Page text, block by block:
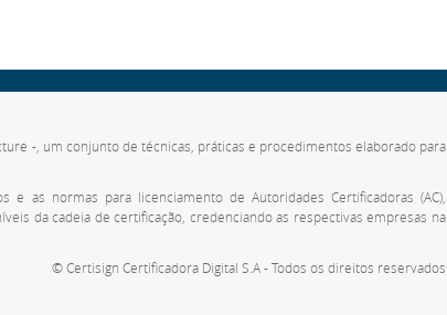
-, um conjunto de técnicas, práticas e procedimentos elaborado para
as normas para licenciamento de Autoridades Certificadoras (AC),
da cadeia de certificação, credenciando as respectivas empresas na
© Certisign Certificadora Digital S.A - Todos os direitos reservados